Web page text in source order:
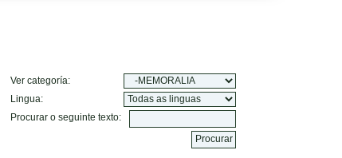
Ver categoría:
Lingua:
Procurar o seguinte texto: